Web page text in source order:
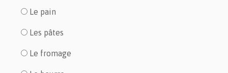
Le pain
Les pâtes
Le fromage